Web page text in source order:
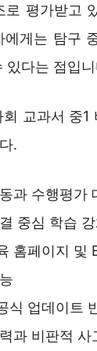
로 평가받고
에게는 탐구
있다는 점입
교과서 중1
.
과 수행평가
중심 학습
홈페이지 및
식 업데이트
과 비판적 사